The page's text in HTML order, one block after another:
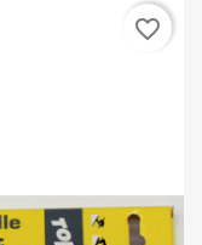
favorite_border